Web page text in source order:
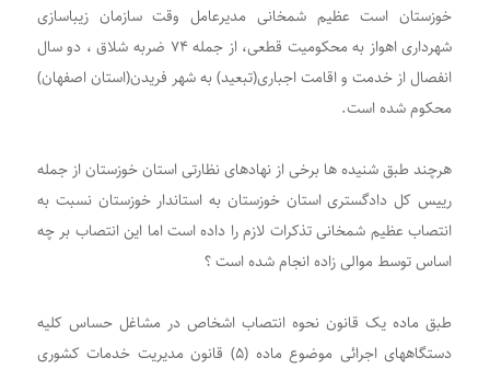
خوزستان است عظیم شمخانی مدیرعامل وقت سازمان زیباسازی
شهرداری اهواز به محکومیت قطعی، از جمله ۷۴ ضربه شلاق ، دو سال
انفصال از خدمت و اقامت اجباری(تبعید) به شهر فریدن(استان اصفهان)
محکوم شده است.
هرچند طبق شنیده ها برخی از نهادهای نظارتی استان خوزستان از جمله
رییس کل دادگستری استان خوزستان به استاندار خوزستان نسبت به
انتصاب عظیم شمخانی تذکرات لازم را داده است اما این انتصاب بر چه
اساس توسط موالی زاده انجام شده است ؟
طبق ماده یک قانون نحوه انتصاب اشخاص در مشاغل حساس کلیه
دستگاههای اجرائی موضوع ماده (۵) قانون مدیریت خدمات کشوری